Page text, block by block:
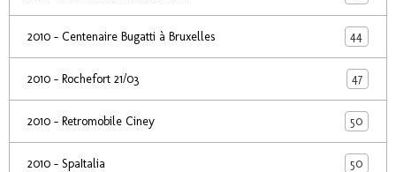
2010 - Centenaire Bugatti à Bruxelles 44
2010 - Rochefort 21/03 47
2010 - Retromobile Ciney 50
2010 - SpaItalia 50